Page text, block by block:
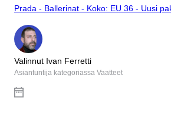
Prada - Ballerinat - Koko: EU 36 - Uusi
Valinnut Ivan Ferretti
Asiantuntija kategoriassa Vaatteet